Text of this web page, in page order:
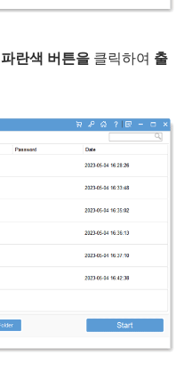
파란색 버튼을 클릭하여 출